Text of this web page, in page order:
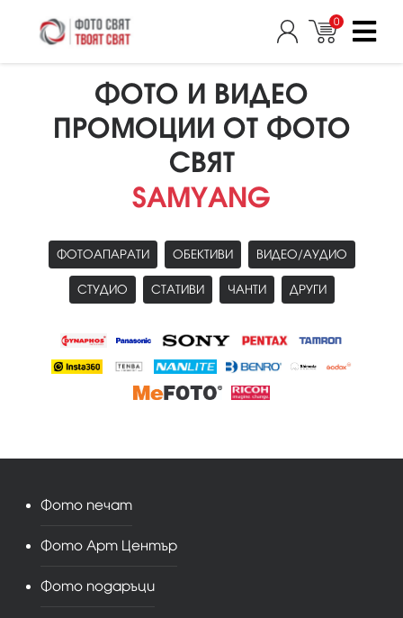
0
ФОТО И ВИДЕО
ПРОМОЦИИ ОТ ФОТО
СВЯТ
SAMYANG
ФОТОАПАРАТИ ОБЕКТИВИ ВИДЕО/АУДИО
СТУДИО СТАТИВИ ЧАНТИ ДРУГИ
Фото печат
Фото Арт Център
Фото подаръци